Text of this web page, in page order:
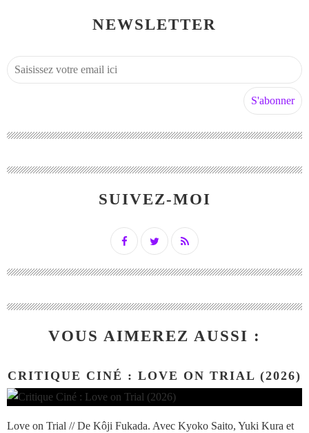
NEWSLETTER
SUIVEZ-MOI
VOUS AIMEREZ AUSSI :
CRITIQUE CINÉ : LOVE ON TRIAL (2026)
Love on Trial // De Kôji Fukada. Avec Kyoko Saito, Yuki Kura et